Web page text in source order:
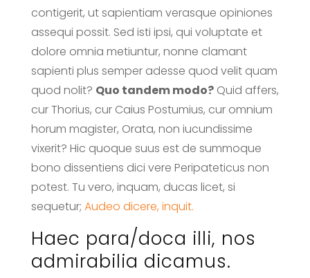
contigerit, ut sapientiam verasque opiniones
assequi possit. Sed isti ipsi, qui voluptate et
dolore omnia metiuntur, nonne clamant
sapienti plus semper adesse quod velit quam
quod nolit? Quo tandem modo?Quid affers,
cur Thorius, cur Caius Postumius, cur omnium
horum magister, Orata, non iucundissime
vixerit? Hic quoque suus est de summoque
bono dissentiens dici vere Peripateticus non
potest. Tu vero, inquam, ducas licet, si
sequetur; Audeo dicere, inquit.
Haec para/doca illi, nos
admirabilia dicamus.